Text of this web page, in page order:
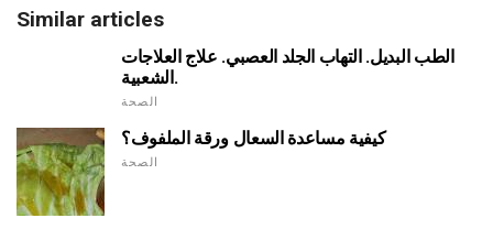
Similar articles
الطب البديل. التهاب الجلد العصبي. علاج العلاجات
الشعبية.
الصحة
كيفية مساعدة السعال ورقة الملفوف؟
الصحة